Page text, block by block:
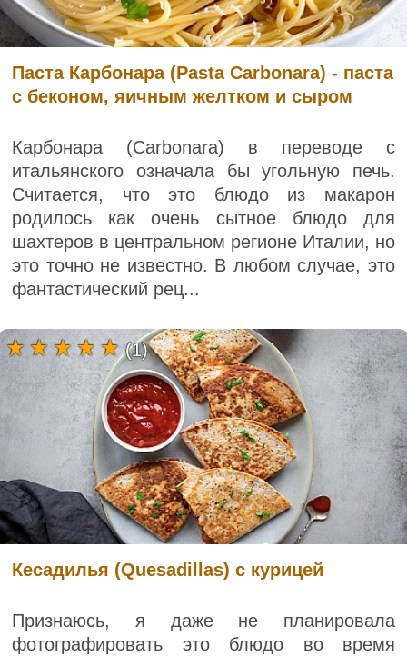
Паста Карбонара (Pasta Carbonara) - паста
с беконом, яичным желтком и сыром
Карбонара (Carbonara) в переводе с
итальянского означала бы угольную печь.
Считается, что это блюдо из макарон
родилось как очень сытное блюдо для
шахтеров в центральном регионе Италии, но
это точно не известно. В любом случае, это
фантастический рец...
Кесадилья (Quesadillas) с курицей
Признаюсь, я даже не планировала
фотографировать это блюдо во время
(1)